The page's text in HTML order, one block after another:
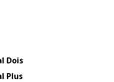
Dois
Plus